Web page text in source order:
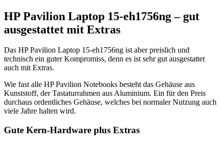
HP Pavilion Laptop 15-eh1756ng – gut
ausgestattet mit Extras
Das HP Pavilion Laptop 15-eh1756ng ist aber preislich und
technisch ein guter Kompromiss, denn es ist sehr gut ausgestattet
auch mit Extras.
Wie fast alle HP Pavilion Notebooks besteht das Gehäuse aus
Kunststoff, der Tastaturrahmen aus Aluminium. Ein für den Preis
durchaus ordentliches Gehäuse, welches bei normaler Nutzung auch
viele Jahre halten wird.
Gute Kern-Hardware plus Extras